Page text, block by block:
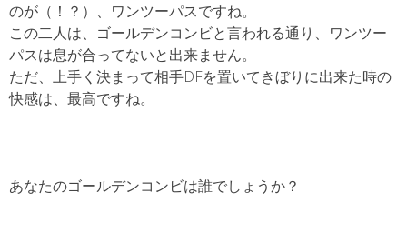
のが（！？）、ワンツーパスですね。
この二人は、ゴールデンコンビと言われる通り、ワンツー
パスは息が合ってないと出来ません。
ただ、上手く決まって相手DFを置いてきぼりに出来た時の
快感は、最高ですね。
あなたのゴールデンコンビは誰でしょうか？